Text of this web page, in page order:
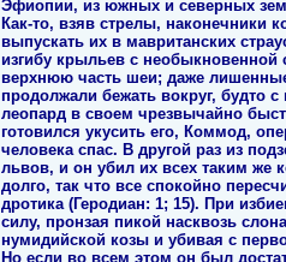
Эфиопии, из южных и северных
Как-то, взяв стрелы, наконечники
выпускать их в мавританских
изгибу крыльев с необыкновенной
верхнюю часть шеи; даже лишенные
продолжали бежать вокруг, будто
леопард в своем чрезвычайно
готовился укусить его, Коммод,
человека спас. В другой раз из
львов, и он убил их всех таким же
долго, так что все спокойно
дротика (Геродиан: 1; 15). При
силу, пронзая пикой насквозь
нумидийской козы и убивая с
Но если во всем этом он был